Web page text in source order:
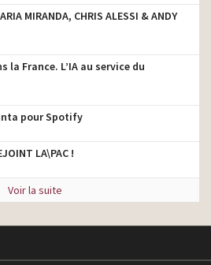
MIRANDA, CHRIS ALESSI & ANDY
la France. L’IA au service du
pour Spotify
LA\PAC !
Voir la suite